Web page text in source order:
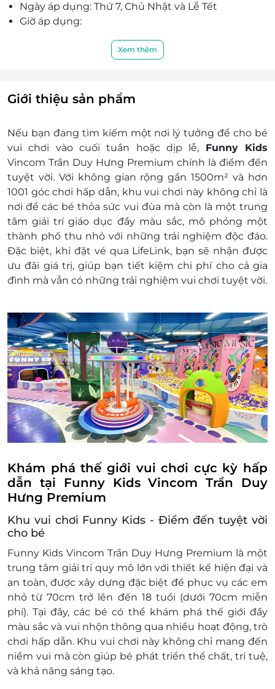
những bữa tiệc sinh nhật độc đáo tại “rạp chiếu
phim” Funny Cinema - Nơi “phát sóng trực tiếp”
những kỉ niệm tuyệt vời của cả gia đình trong
Ngày áp dụng: Thứ 7, Chủ Nhật và Lễ Tết
Giờ áp dụng:
đến 18 tuổi. Dưới 70cm miễn phí
Số lượng E-Voucher áp dụng:
1 vé được kèm 1 phụ huynh
Phụ huynh thứ 2 phụ thu 20.000 vnđ thanh
toán tại quầy
1 khách hàng được mua nhiều voucher
Dịch vụ không áp dụng:
Giá vé chưa bao gồm tiền ăn uống tại khu
vui chơi Funny kids Vincom Trần Duy Hưng
Không áp dụng cho khu vực Game xèng
Voucher đã mua không hoàn huỷ dưới mọi
hình thức
Khách hàng vui lòng liên hệ trước qua số điện
Địa chỉ: Tầng 4, TTTM Vincom Center Trần
Duy Hưng - 119 đường Trần Duy Hưng, Trung
Hoà, Cầu Giấy, Hà Nội
Hotline: 1900 2065
Điều kiện khác:
E-Voucher/E-Coupon không có giá trị quy
đổi thành tiền mặt, không trả lại tiền thừa
Không áp dụng đồng thời với chương trình
khuyến mại khác
lấy hóa đơn vui lòng liên hệ NCC.
Xem thêm
Giới thiệu sản phẩm
Nếu bạn đang tìm kiếm một nơi lý tưởng để cho bé
vui chơi vào cuối tuần hoặc dịp lễ, Funny Kids
Vincom Trần Duy Hưng Premium chính là điểm đến
tuyệt vời. Với không gian rộng gần1500m² và hơn
1001 góc chơi hấp dẫn, khu vui chơi này không chỉ là
nơi để các bé thỏa sức vui đùa mà còn là một trung
tâm giải trí giáo dục đầy màu sắc, mô phỏng một
thành phố thu nhỏ với những trải nghiệm độc đáo.
Đặc biệt, khi đặt vé qua LifeLink, bạn sẽ nhận được
ưu đãi giá trị, giúp bạn tiết kiệm chi phí cho cả gia
đình mà vẫn có những trải nghiệm vui chơi tuyệt vời.
Khám phá thế giới vui chơi cực kỳ hấp
dẫn tại Funny Kids Vincom Trần Duy
Hưng Premium
Khu vui chơi Funny Kids - Điểm đến tuyệt vời
cho bé
Funny Kids Vincom Trần Duy Hưng Premium là một
trung tâm giải trí quy mô lớn với thiết kế hiện đại và
an toàn, được xây dựng đặc biệt để phục vụ các em
nhỏ từ 70cm trở lên đến 18 tuổi (dưới 70cm miễn
phí). Tại đây, các bé có thể khám phá thế giới đầy
màu sắc và vui nhộn thông qua nhiều hoạt động, trò
chơi hấp dẫn. Khu vui chơi này không chỉ mang đến
niềm vui mà còn giúp bé phát triển thể chất, trí tuệ,
và khả năng sáng tạo.